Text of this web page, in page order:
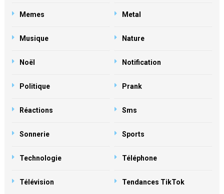
Memes Metal
Musique Nature
Noël Notification
Politique Prank
Réactions Sms
Sonnerie Sports
Technologie Téléphone
Télévision Tendances TikTok